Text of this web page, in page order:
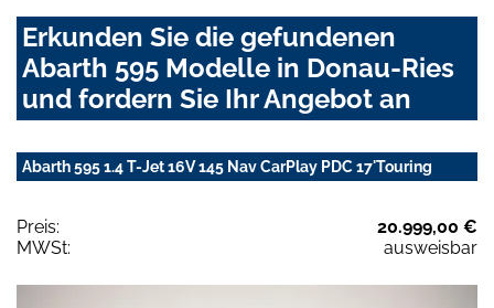
Erkunden Sie die gefundenen
Abarth 595 Modelle in Donau-Ries
und fordern Sie Ihr Angebot an
Abarth 595 1.4 T-Jet 16V 145 Nav CarPlay PDC 17'Touring
Preis:
20.999,00 €
MWSt:
ausweisbar